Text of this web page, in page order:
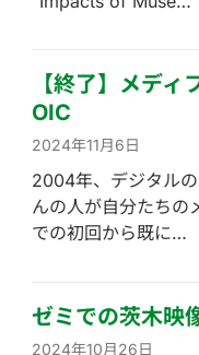
【終了】メデ
OIC
2024年11月6日
2004年、デジタル
んの人が自分たちの
での初回から既に…
ゼミでの茨木映
2024年10月26日